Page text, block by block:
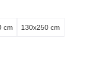
cm 130x250 cm